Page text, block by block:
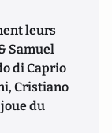
leurs
Samuel
di Caprio
Cristiano
du